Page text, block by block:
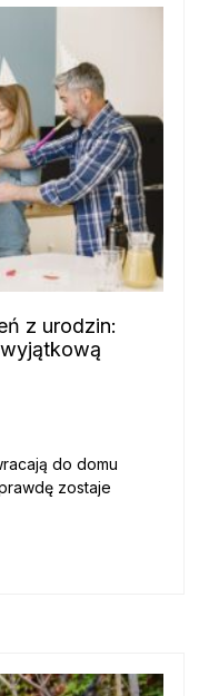
z urodzin:
do domu
zostaje